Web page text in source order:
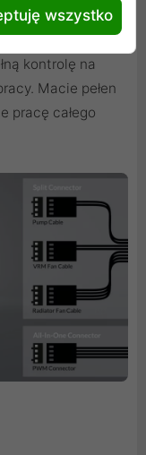
wentylatora VRM
na Waszej płycie
kontrolę na
Macie pełen
pracę całego
wszystko